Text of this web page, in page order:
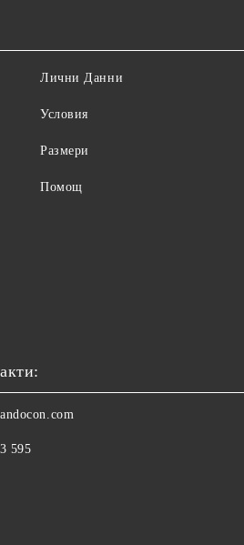
Лични Данни
Условия
Размери
Помощ
595